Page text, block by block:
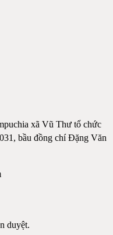
xã Vũ Thư tổ chức
bầu đồng chí Đặng Văn
duyệt.